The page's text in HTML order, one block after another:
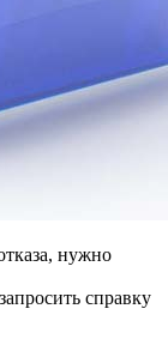
нужно
справку